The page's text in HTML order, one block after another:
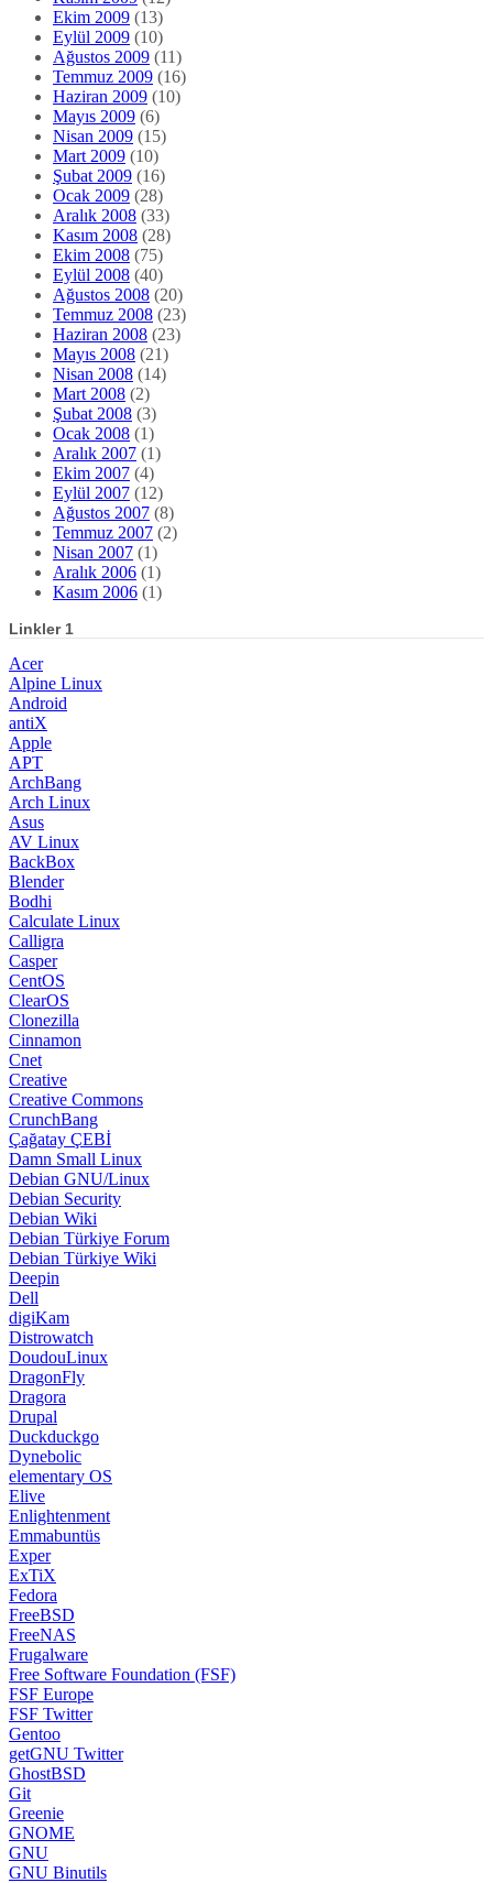
Ekim 2009 (13)
Eylül 2009 (10)
Ağustos 2009 (11)
Temmuz 2009 (16)
Haziran 2009 (10)
Mayıs 2009 (6)
Nisan 2009 (15)
Mart 2009 (10)
Şubat 2009 (16)
Ocak 2009 (28)
Aralık 2008 (33)
Kasım 2008 (28)
Ekim 2008 (75)
Eylül 2008 (40)
Ağustos 2008 (20)
Temmuz 2008 (23)
Haziran 2008 (23)
Mayıs 2008 (21)
Nisan 2008 (14)
Mart 2008 (2)
Şubat 2008 (3)
Ocak 2008 (1)
Aralık 2007 (1)
Ekim 2007 (4)
Eylül 2007 (12)
Ağustos 2007 (8)
Temmuz 2007 (2)
Nisan 2007 (1)
Aralık 2006 (1)
Kasım 2006 (1)
Linkler 1
Acer
Alpine Linux
Android
antiX
Apple
APT
ArchBang
Arch Linux
Asus
AV Linux
BackBox
Blender
Bodhi
Calculate Linux
Calligra
Casper
CentOS
ClearOS
Clonezilla
Cinnamon
Cnet
Creative
Creative Commons
CrunchBang
Çağatay ÇEBİ
Damn Small Linux
Debian GNU/Linux
Debian Security
Debian Wiki
Debian Türkiye Forum
Debian Türkiye Wiki
Deepin
Dell
digiKam
Distrowatch
DoudouLinux
DragonFly
Dragora
Drupal
Duckduckgo
Dynebolic
elementary OS
Elive
Enlightenment
Emmabuntüs
Exper
ExTiX
Fedora
FreeBSD
FreeNAS
Frugalware
Free Software Foundation (FSF)
FSF Europe
FSF Twitter
Gentoo
getGNU Twitter
GhostBSD
Git
Greenie
GNOME
GNU
GNU Binutils